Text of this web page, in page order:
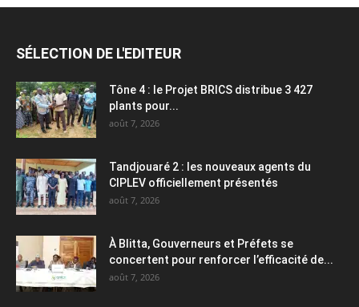
SÉLECTION DE L'EDITEUR
Tône 4 : le Projet BRICS distribue 3 427
plants pour...
août 7, 2026
Tandjouaré 2 : les nouveaux agents du
CIPLEV officiellement présentés
août 7, 2026
À Blitta, Gouverneurs et Préfets se
concertent pour renforcer l’efficacité de...
août 7, 2026